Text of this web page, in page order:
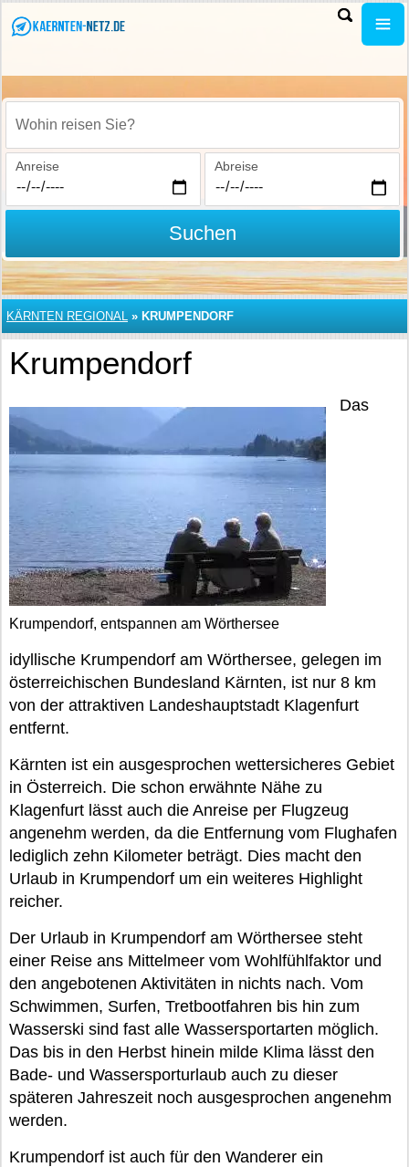
Wohin reisen Sie?
Anreise Abreise
Suchen
KÄRNTEN REGIONAL » KRUMPENDORF
Krumpendorf
Krumpendorf, entspannen am Wörthersee
Das
idyllische Krumpendorf am Wörthersee, gelegen im
österreichischen Bundesland Kärnten, ist nur 8 km
von der attraktiven Landeshauptstadt Klagenfurt
entfernt.
Kärnten ist ein ausgesprochen wettersicheres Gebiet
in Österreich. Die schon erwähnte Nähe zu
Klagenfurt lässt auch die Anreise per Flugzeug
angenehm werden, da die Entfernung vom Flughafen
lediglich zehn Kilometer beträgt. Dies macht den
Urlaub in Krumpendorf um ein weiteres Highlight
reicher.
Der Urlaub in Krumpendorf am Wörthersee steht
einer Reise ans Mittelmeer vom Wohlfühlfaktor und
den angebotenen Aktivitäten in nichts nach. Vom
Schwimmen, Surfen, Tretbootfahren bis hin zum
Wasserski sind fast alle Wassersportarten möglich.
Das bis in den Herbst hinein milde Klima lässt den
Bade- und Wassersporturlaub auch zu dieser
späteren Jahreszeit noch ausgesprochen angenehm
werden.
Krumpendorf ist auch für den Wanderer ein